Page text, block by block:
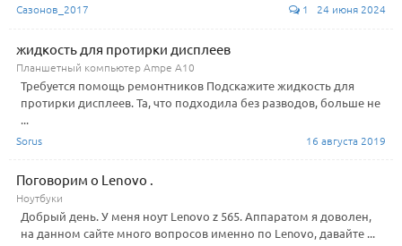
Сазонов_2017 1 24 июня 2024
жидкость для протирки дисплеев
Планшетный компьютер Ampe A10
Требуется помощь ремонтников Подскажите жидкость для
протирки дисплеев. Та, что подходила без разводов, больше не
...
Sorus 16 августа 2019
Поговорим о Lenovo .
Ноутбуки
Добрый день. У меня ноут Lenovo z 565. Аппаратом я доволен,
на данном сайте много вопросов именно по Lenovo, давайте ...